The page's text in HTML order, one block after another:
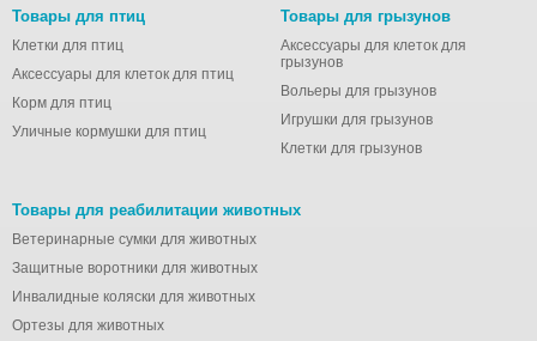
Товары для птиц
Клетки для птиц
Аксессуары для клеток для птиц
Корм для птиц
Уличные кормушки для птиц
Товары для грызунов
Аксессуары для клеток для
грызунов
Вольеры для грызунов
Игрушки для грызунов
Клетки для грызунов
Товары для реабилитации животных
Ветеринарные сумки для животных
Защитные воротники для животных
Инвалидные коляски для животных
Ортезы для животных